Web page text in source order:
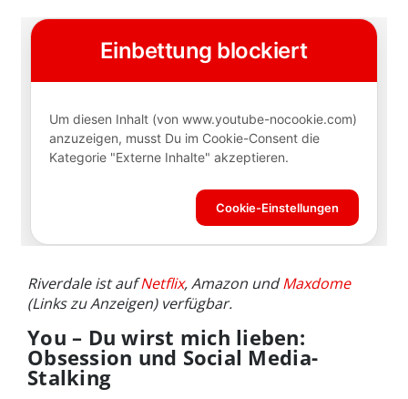
Riverdale ist aufNetflix, Amazon undMaxdome
(Links zu Anzeigen) verfügbar.
You – Du wirst mich lieben:
Obsession und Social Media-
Stalking